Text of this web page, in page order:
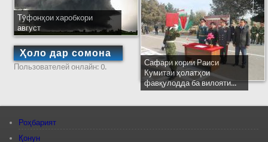
Тӯфонҳои харобкори
август
Ҳоло дар сомона
Пользователей онлайн: 0.
Сафари кории Раиси
Кумитаи ҳолатҳои
фавқулодда ба вилояти...
Роҳбарият
Қонун